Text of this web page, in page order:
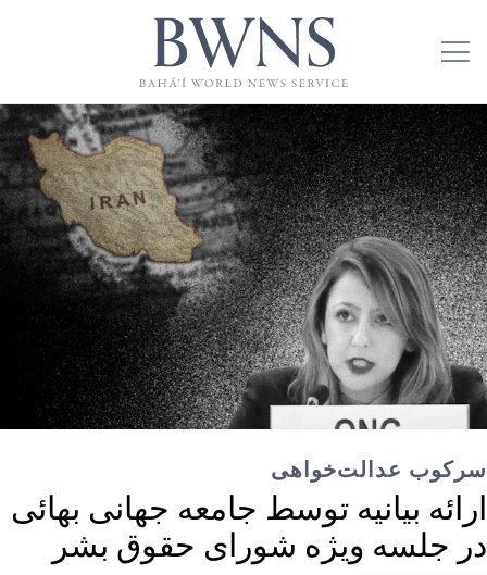
سرکوب عدالت‌خواهی
ارائه بیانیه توسط جامعه جهانی بهائی
در جلسه ویژه شورای حقوق بشر